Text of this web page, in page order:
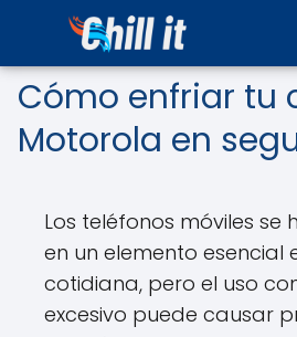
Cómo enfriar tu
Motorola en
Los teléfonos móviles se
en un elemento esencial
cotidiana, pero el uso
excesivo puede causar